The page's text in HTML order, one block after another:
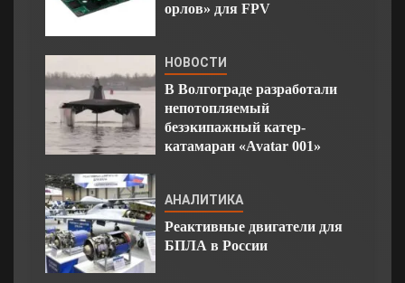
орлов» для FPV
НОВОСТИ
В Волгограде разработали
непотопляемый
безэкипажный катер-
катамаран «Avatar 001»
АНАЛИТИКА
Реактивные двигатели для
БПЛА в России